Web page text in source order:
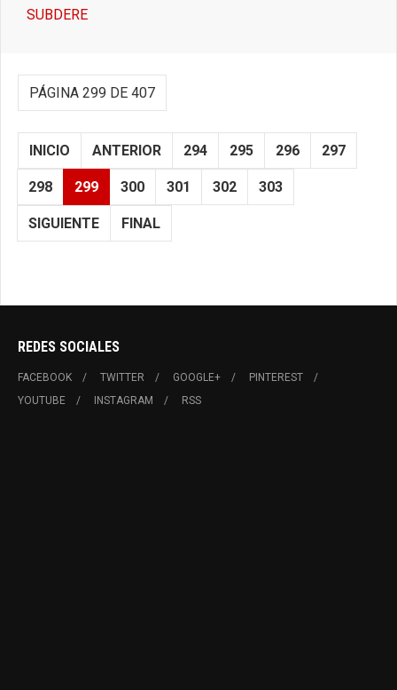
SUBDERE
PÁGINA 299 DE 407
INICIO ANTERIOR 294 295 296 297
298 299 300 301 302 303
SIGUIENTE FINAL
REDES SOCIALES
FACEBOOK TWITTER GOOGLE+
PINTEREST
YOUTUBE
INSTAGRAM RSS